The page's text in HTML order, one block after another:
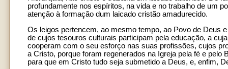
profundamente nos espíritos, na vida e no trabalho de um
atenção à formação dum laicado cristão amadurecido.
Os leigos pertencem, ao mesmo tempo, ao Povo de Deus
de cujos tesouros culturais participam pela educação, a
cooperam com o seu esforço nas suas profissões, cujos
a Cristo, porque foram regenerados na Igreja pela fé e
para que em Cristo tudo seja submetido a Deus, e, enfim,